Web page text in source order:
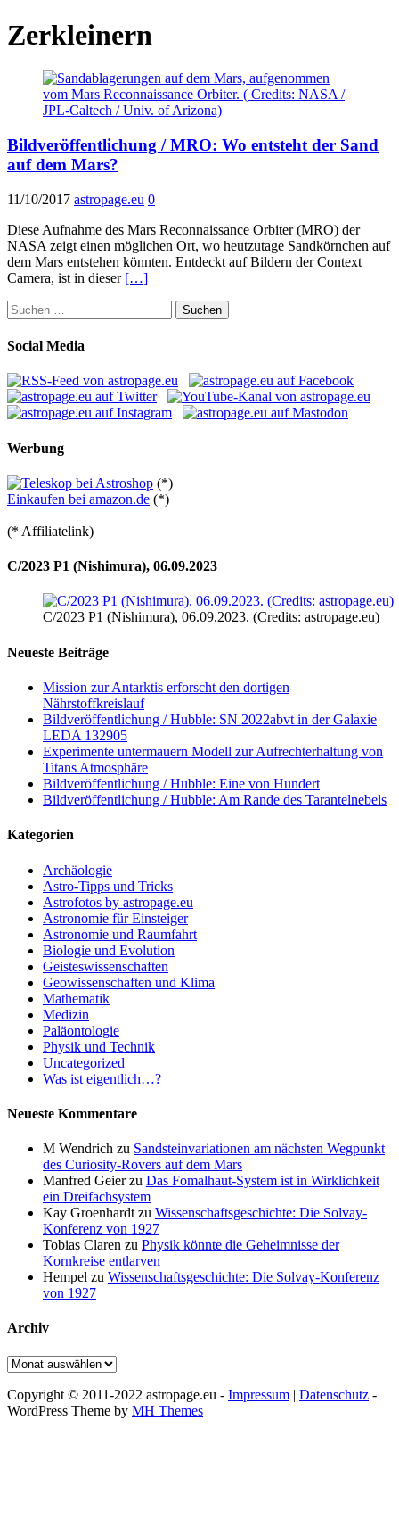
Zerkleinern
Bildveröffentlichung / MRO: Wo entsteht der Sand
auf dem Mars?
11/10/2017 astropage.eu 0
Diese Aufnahme des Mars Reconnaissance Orbiter (MRO) der
NASA zeigt einen möglichen Ort, wo heutzutage Sandkörnchen auf
dem Mars entstehen könnten. Entdeckt auf Bildern der Context
Camera, ist in dieser […]
Suchen
nach:
Social Media
Werbung
(*)
Einkaufen bei amazon.de (*)
(* Affiliatelink)
C/2023 P1 (Nishimura), 06.09.2023
C/2023 P1 (Nishimura), 06.09.2023. (Credits: astropage.eu)
Neueste Beiträge
Mission zur Antarktis erforscht den dortigen
Nährstoffkreislauf
Bildveröffentlichung / Hubble: SN 2022abvt in der Galaxie
LEDA 132905
Experimente untermauern Modell zur Aufrechterhaltung von
Titans Atmosphäre
Bildveröffentlichung / Hubble: Eine von Hundert
Bildveröffentlichung / Hubble: Am Rande des Tarantelnebels
Kategorien
Archäologie
Astro-Tipps und Tricks
Astrofotos by astropage.eu
Astronomie für Einsteiger
Astronomie und Raumfahrt
Biologie und Evolution
Geisteswissenschaften
Geowissenschaften und Klima
Mathematik
Medizin
Paläontologie
Physik und Technik
Uncategorized
Was ist eigentlich…?
Neueste Kommentare
M Wendrich zu Sandsteinvariationen am nächsten Wegpunkt
des Curiosity-Rovers auf dem Mars
Manfred Geierzu Das Fomalhaut-System ist in Wirklichkeit
ein Dreifachsystem
Kay Groenhardt zu Wissenschaftsgeschichte: Die Solvay-
Konferenz von 1927
Tobias Claren zu Physik könnte die Geheimnisse der
Kornkreise entlarven
Hempel zu Wissenschaftsgeschichte: Die Solvay-Konferenz
von 1927
Archiv
Archiv
Copyright © 2011-2022 astropage.eu - Impressum | Datenschutz -
WordPress Theme by MH Themes